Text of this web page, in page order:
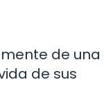
de una
de sus